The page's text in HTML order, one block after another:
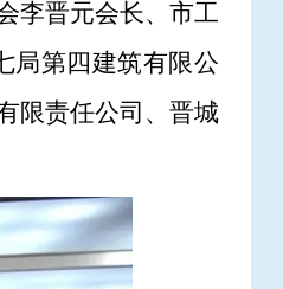
李晋元会长、市工
局第四建筑有限公
限责任公司、晋城